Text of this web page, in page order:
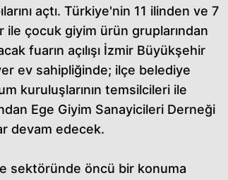
açtı. Türkiye'nin 11 ilinden ve 7
ile çocuk giyim ürün gruplarından
fuarın açılışı İzmir Büyükşehir
ev sahipliğinde; ilçe belediye
kuruluşlarının temsilcileri ile
Ege Giyim Sanayicileri Derneği
devam edecek.
sektöründe öncü bir konuma